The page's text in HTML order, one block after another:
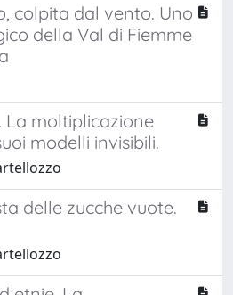
colpita dal vento. Uno
della Val di Fiemme
La moltiplicazione
modelli invisibili.
delle zucche vuote.